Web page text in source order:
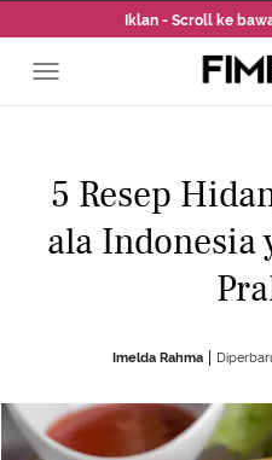
Iklan - Scroll ke
5 Resep
ala Indonesia
Imelda Rahma